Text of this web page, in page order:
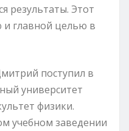
результаты. Этот
и главной целью в
поступил в
университет
физики.
учебном заведении